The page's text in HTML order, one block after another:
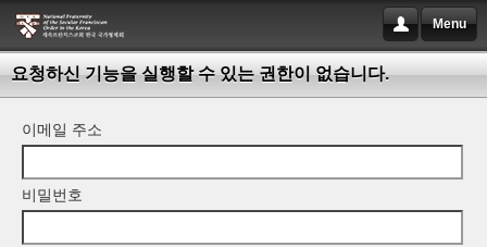
Menu
요청하신 기능을 실행할 수 있는 권한이 없습니다.
이메일 주소
비밀번호